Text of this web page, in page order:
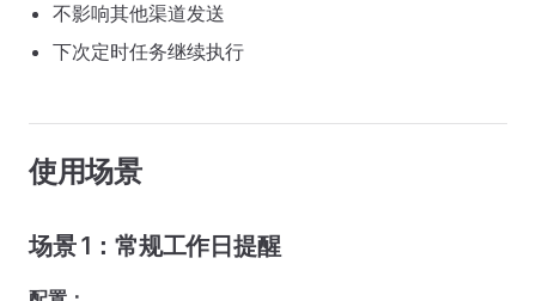
不影响其他渠道发送
下次定时任务继续执行
使用场景
场景 1：常规工作日提醒